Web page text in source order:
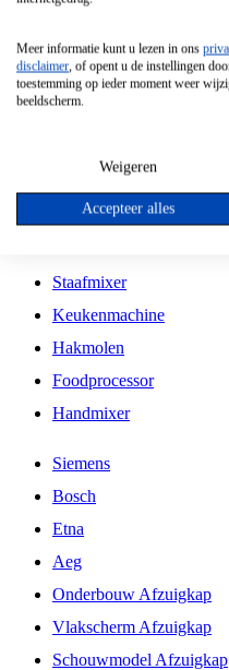
Vrijstaande Magnetron
Vrijstaande Kookplaat
Inbouw Gaskookplaat
Inbouw Keramische
Kookplaat Accessoires
Staafmixer
Keukenmachine
Hakmolen
Foodprocessor
Handmixer
Siemens
Bosch
Etna
Aeg
Onderbouw Afzuigkap
Vlakscherm Afzuigkap
Schouwmodel Afzuigkap
Meer informatie kunt u lezen in ons
disclaimer, of opent u de instellingen
toestemming op ieder moment weer
beeldscherm.
Weigeren
Accepteer alles